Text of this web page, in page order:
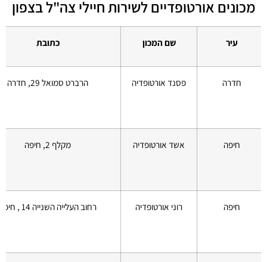
מכונים אורטופדיים לשירות חיילי צה"ל בצפון
עיר שם המכון כתובת
חדרה פסנד אורטופדיה הרברט סמואל 29, חדרה
חיפה אשד אורטופדיה מקלף 2, חיפה
חיפה רוני אורטופדיה רחוב העלייה השנייה 14 , חיפה